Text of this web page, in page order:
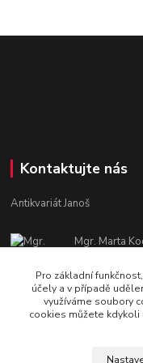
Kontaktujte nás
Antikvariát Janoš
Mgr. Marta
Po - Pá: 9:00 -
Pro základní
účely a v případě
využíváme soubory
cookies můžete kdykoli